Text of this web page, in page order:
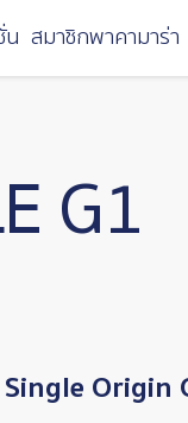
น สมาชิกพาคามาร่า
G1
Single Origin